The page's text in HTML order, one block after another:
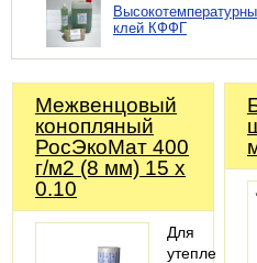
клей КФФГ
Межвенцовый
конопляный
РосЭкоМат 400
г/м2 (8 мм) 15 х
0.10
Для
утепления